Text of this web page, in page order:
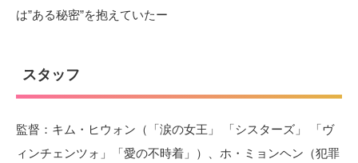
は”ある秘密”を抱えていたー
スタッフ
監督：キム・ヒウォン（「涙の女王」 「シスターズ」 「ヴ
ィンチェンツォ」「愛の不時着」）、ホ・ミョンヘン（犯罪